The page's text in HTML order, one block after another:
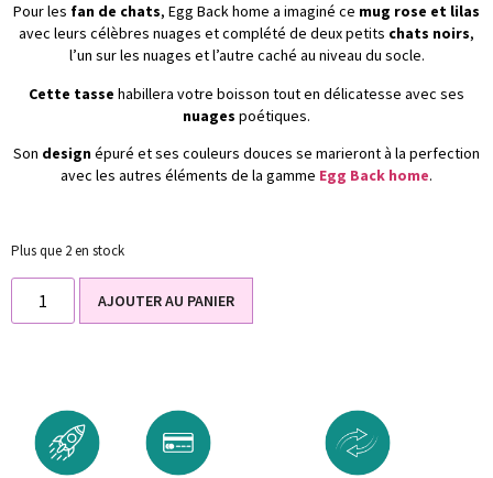
Pour les fan de chats, Egg Back home a imaginé ce mug rose et lilas
avec leurs célèbres nuages et complété de deux petits chats noirs,
l’un sur les nuages et l’autre caché au niveau du socle.
Cette tasse habillera votre boisson tout en délicatesse avec ses
nuages poétiques.
Son designépuré et ses couleurs douces se marieront à la perfection
avec les autres éléments de la gamme Egg Back home.
Plus que 2 en stock
AJOUTER AU PANIER